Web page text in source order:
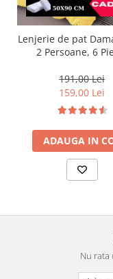
Lenjerie de pat
2 Persoane, 6
191,00 Lei
159,00 Lei
ADAUGA IN
Nu